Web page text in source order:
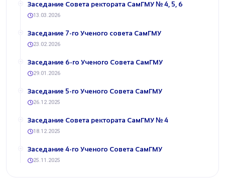
​Заседание Совета ректората СамГМУ № 4, 5, 6
13.03.2026
​Заседание 7-го Ученого совета СамГМУ
23.02.2026
​Заседание 6-го Ученого Совета СамГМУ
29.01.2026
​Заседание 5-го Ученого Совета СамГМУ
26.12.2025
​Заседание Совета ректората СамГМУ № 4
18.12.2025
​Заседание 4-го Ученого Совета СамГМУ
25.11.2025